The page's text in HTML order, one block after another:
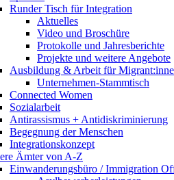
Runder Tisch für Integration
Aktuelles
Video und Broschüre
Protokolle und Jahresberichte
Projekte und weitere Angebote
Ausbildung & Arbeit für
Unternehmen-Stammtisch
Connected Women
Sozialarbeit
Antirassismus + Antidiskriminierung
Begegnung der Menschen
Integrationskonzept
Ämter von A-Z
Einwanderungsbüro / Immigration